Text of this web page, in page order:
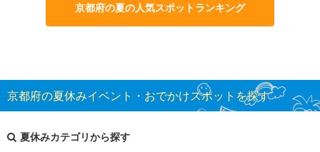
京都府の夏の人気スポットランキング
京都府の夏休みイベント・おでかけスポットを探す
夏休みカテゴリから探す